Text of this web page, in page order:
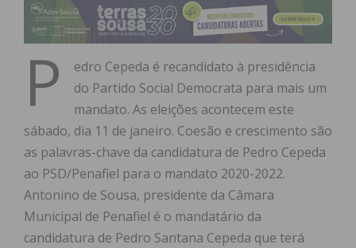
P
edro Cepeda é recandidato à presidência
do Partido Social Democrata para mais um
mandato. As eleições acontecem este
sábado, dia 11 de janeiro. Coesão e crescimento são
as palavras-chave da candidatura de Pedro Cepeda
ao PSD/Penafiel para o mandato 2020-2022.
Antonino de Sousa, presidente da Câmara
Municipal de Penafiel é o mandatário da
candidatura de Pedro Santana Cepeda que terá